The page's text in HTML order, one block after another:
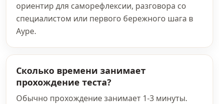
ориентир для саморефлексии, разговора со
специалистом или первого бережного шага в
Ауре.
Сколько времени занимает
прохождение теста?
Обычно прохождение занимает 1-3 минуты.